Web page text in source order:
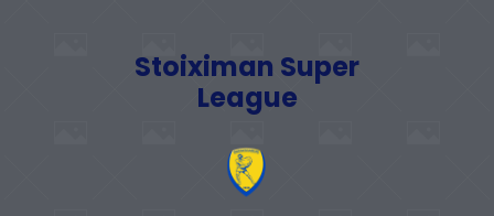
Stoiximan Super
League